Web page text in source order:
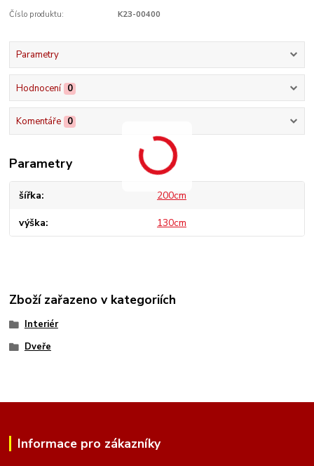
Číslo produktu: K23-00400
Parametry
Hodnocení 0
Komentáře 0
Parametry
šířka 200cm
výška 130cm
Zboží zařazeno v kategoriích
Interiér
Dveře
Informace pro zákazníky